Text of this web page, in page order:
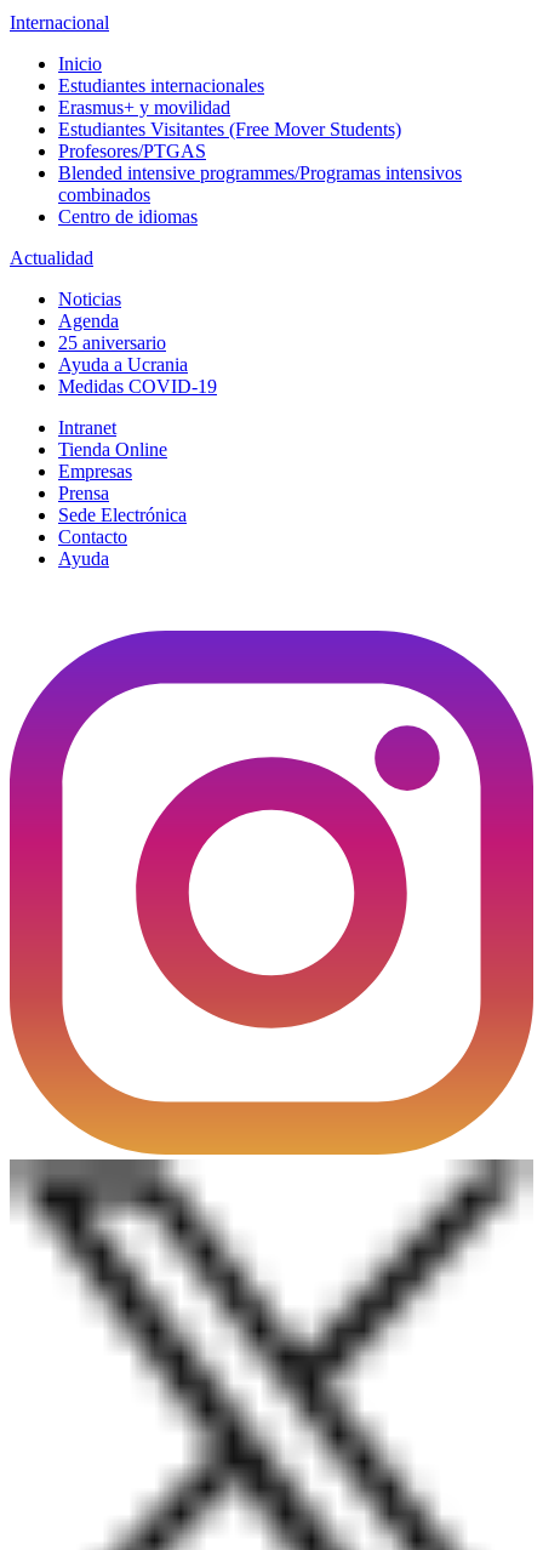
Internacional
Inicio
Estudiantes internacionales
Erasmus+ y movilidad
Estudiantes Visitantes (Free Mover Students)
Profesores/PTGAS
Blended intensive programmes/Programas intensivos
combinados
Centro de idiomas
Actualidad
Noticias
Agenda
25 aniversario
Ayuda a Ucrania
Medidas COVID-19
Intranet
Tienda Online
Empresas
Prensa
Sede Electrónica
Contacto
Ayuda